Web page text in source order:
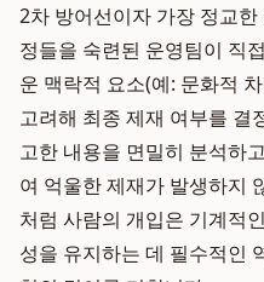
2차 방어선이자 가장 정교
정들을 숙련된 운영팀이 직
운 맥락적 요소(예: 문화적
고려해 최종 제재 여부를 결
고한 내용을 면밀히 분석하
여 억울한 제재가 발생하지
처럼 사람의 개입은 기계적
성을 유지하는 데 필수적인